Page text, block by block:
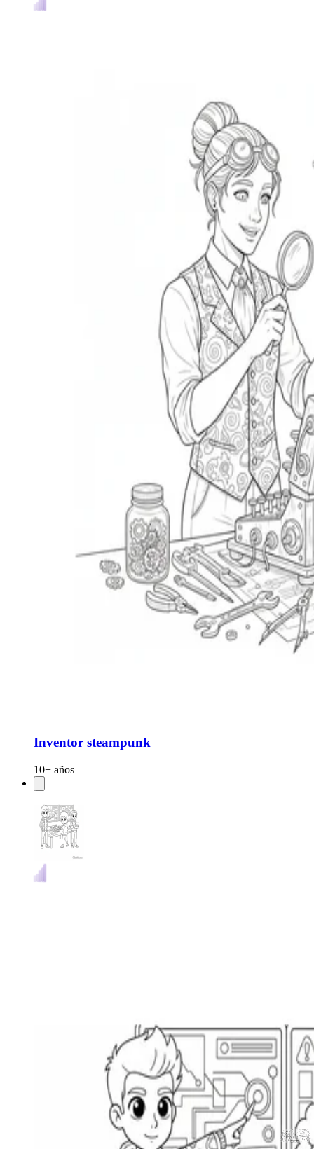
Inventor steampunk
10+ años